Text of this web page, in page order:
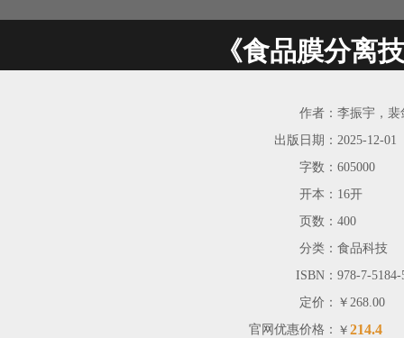
《食品膜分离
作者： 李振宇，裴
出版日期： 2025-12-01
字数： 605000
开本： 16开
页数： 400
分类： 食品科技
ISBN： 978-7-5184-
定价： ￥268.00
官网优惠价格： ￥ 214.4